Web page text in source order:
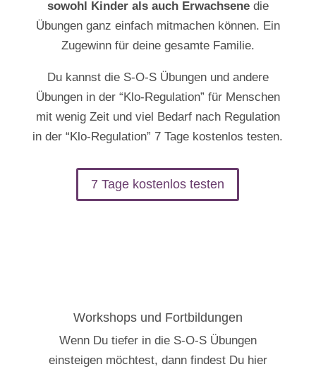
sowohl Kinder als auch Erwachsenedie
Übungen ganz einfach mitmachen können. Ein
Zugewinn für deine gesamte Familie.
Du kannst die S-O-S Übungen und andere
Übungen in der “Klo-Regulation” für Menschen
mit wenig Zeit und viel Bedarf nach Regulation
in der “Klo-Regulation” 7 Tage kostenlos testen.
7 Tage kostenlos testen
Workshops und Fortbildungen
Wenn Du tiefer in die S-O-S Übungen
einsteigen möchtest, dann findest Du hier